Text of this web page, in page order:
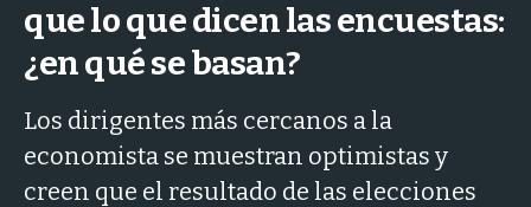
q
que lo que dicen las encuestas:
¿en qué se basan?
Los dirigentes más cercanos a la
economista se muestran optimistas y
creen que el resultado de las elecciones